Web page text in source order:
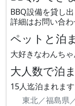
BBQ設備を貸し出
詳細はお問い合わ
ペットと泊
大好きなわんち
大人数で泊
15人迄泊まれます
東北／福島県